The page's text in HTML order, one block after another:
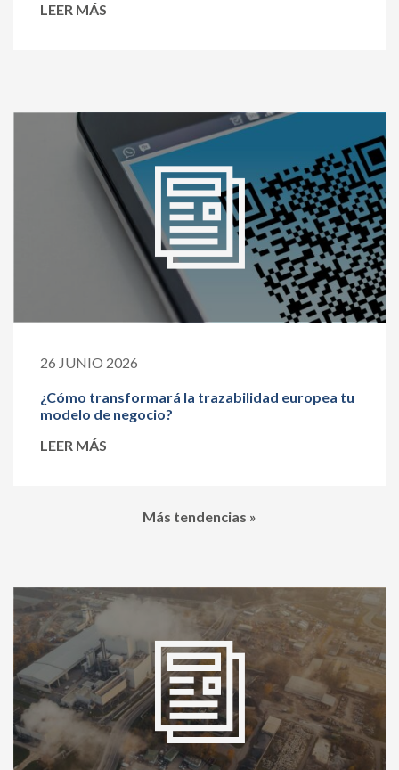
LEER MÁS
26 JUNIO 2026
¿Cómo transformará la trazabilidad europea tu
modelo de negocio?
LEER MÁS
Más tendencias »